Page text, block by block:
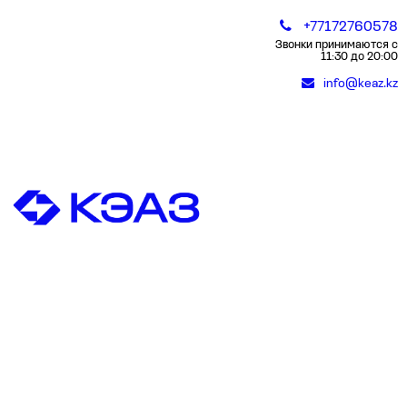
+77172760578
Звонки принимаются с
11:30 до 20:00
info@keaz.kz